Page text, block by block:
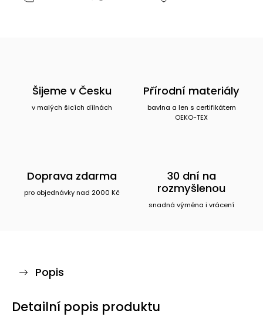
Šijeme v Česku
v malých šicích dílnách
Přírodní materiály
bavlna a len s certifikátem
OEKO-TEX
Doprava zdarma
pro objednávky nad 2000 Kč
30 dní na
rozmyšlenou
snadná výměna i vrácení
Popis
Detailní popis produktu